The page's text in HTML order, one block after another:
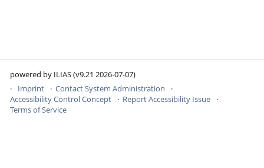
powered by ILIAS (v9.21 2026-07-07)
Imprint
Contact System Administration
Accessibility Control Concept
Report Accessibility Issue
Terms of Service